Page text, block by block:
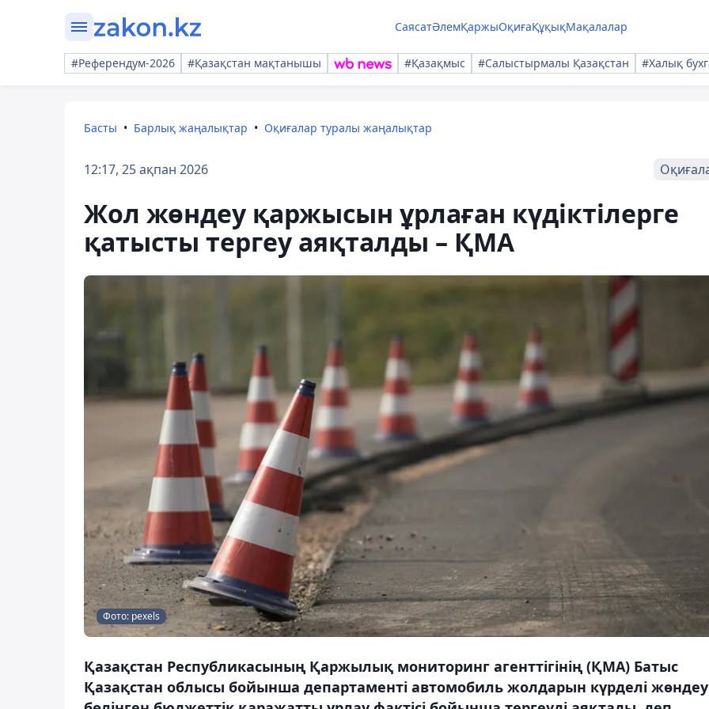
СаясатӘлемҚаржыОқиғаҚұқықМақалалар
#Референдум-2026 #Қазақстан мақтанышы #Қазақмыс #Салыстырмалы Қазақстан #Халық
Басты Барлық жаңалықтар Оқиғалар туралы жаңалықтар
12:17, 25 ақпан 2026
Жол жөндеу қаржысын ұрлаған күдіктілерге
қатысты тергеу аяқталды – ҚМА
Фото: pexels
Қазақстан Республикасының Қаржылық мониторинг агенттігінің (ҚМА) Батыс
Қазақстан облысы бойынша департаменті автомобиль жолдарын күрделі